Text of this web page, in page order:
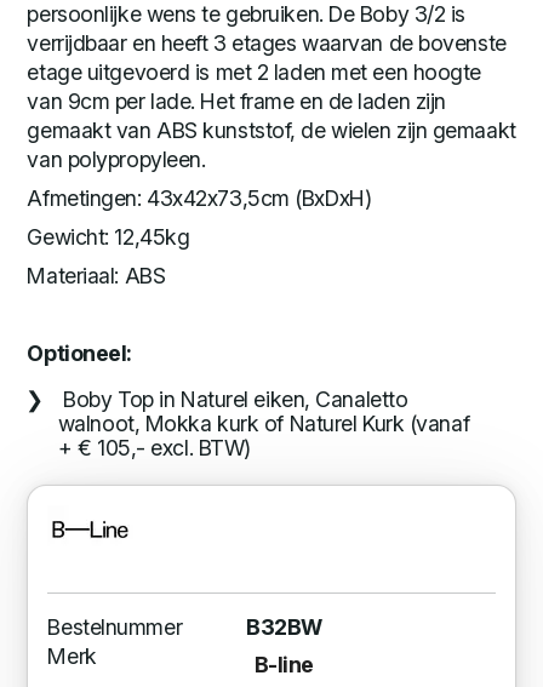
persoonlijke wens te gebruiken. De Boby 3/2 is
verrijdbaar en heeft 3 etages waarvan de bovenste
etage uitgevoerd is met 2 laden met een hoogte
van 9cm per lade. Het frame en de laden zijn
gemaakt van ABS kunststof, de wielen zijn gemaakt
van polypropyleen.
Afmetingen: 43x42x73,5cm (BxDxH)
Gewicht: 12,45kg
Materiaal: ABS
Optioneel:
Boby Top in Naturel eiken, Canaletto
walnoot, Mokka kurk of Naturel Kurk (vanaf
+ € 105,- excl. BTW)
Bestelnummer
B32BW
Merk
B-line